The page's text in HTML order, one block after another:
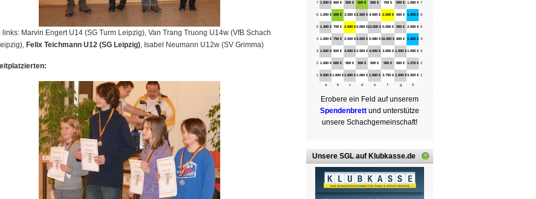
links: Marvin Engert U14 (SG Turm Leipzig), Van Trang Truong U14w (VfB Schach
Felix Teichmann U12 (SG Leipzig), Isabel Neumann U12w (SV Grimma)
7 1.500 € 900 € 500 € 500 € 500 € 700 € 650 € 1.000 € 7
6 1.000 € 500 € 3.500 € 2.500 € 4.500 € 2.500 € 500 € 1.000 € 6
5 1.400 € 700 € 2.500 € 5.000 €13.000 € 5.000 € 500 € 2.000 € 5
4 1.000 € 750 € 2.500 € 5.000 € 5.580 € 10.000 € 600 € 1.000 € 4
3 1.000 € 500 € 4.000 € 2.500 € 4.000 € 3.000 € 1.500 € 1.000 € 3
2 1.000 € 600 € 500 € 500 € 500 € 500 € 600 € 1.270 € 2
1 5.500 € 1.000 € 1.600 € 1.000 € 1.000 € 2.750 € 1.000 € 5.550 € 1
a b c d e f g h
Erobere ein Feld auf unserem
Spenden­brett und unterstütze
unsere Schach­ge­mein­schaft!
Unsere SGL auf Klubkasse.de